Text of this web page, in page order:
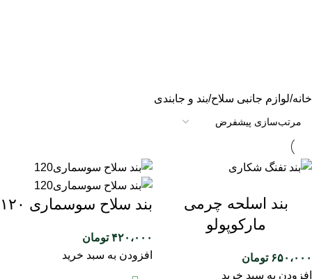
خانه لوازم جانبی سلاح بند و جابندی
بند اسلحه چرمی
مارکوپولو
۶۵۰،۰۰۰ تومان
افزودن به سبد خرید
بند سلاح سوسماری ۱۲۰
۴۲۰،۰۰۰ تومان
افزودن به سبد خرید